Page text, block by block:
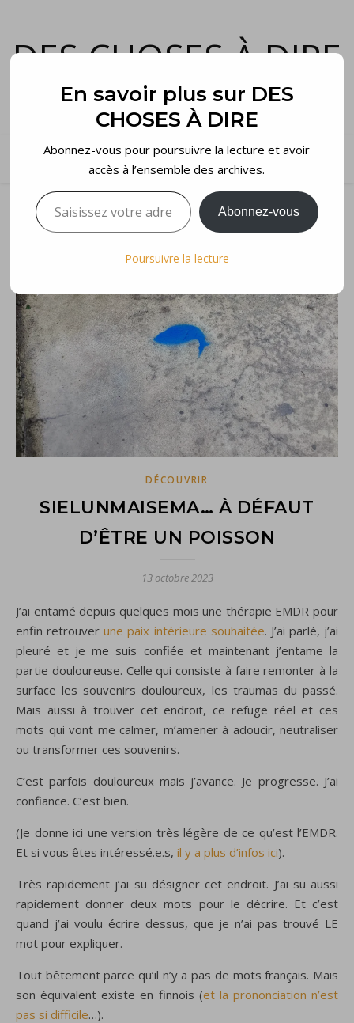
DES CHOSES À DIRE
et voilà…
DÉCOUVRIR
SIELUNMAISEMA… À DÉFAUT
D’ÊTRE UN POISSON
13 octobre 2023
J’ai entamé depuis quelques mois une thérapie EMDR pour
enfin retrouverune paix intérieure souhaitée. J’ai parlé, j’ai
pleuré et je me suis confiée et maintenant j’entame la
partie douloureuse. Celle qui consiste à faire remonter à la
surface les souvenirs douloureux, les traumas du passé.
Mais aussi à trouver cet endroit, ce refuge réel et ces
mots qui vont me calmer, m’amener à adoucir, neutraliser
ou transformer ces souvenirs.
C’est parfois douloureux mais j’avance. Je progresse. J’ai
confiance. C’est bien.
(Je donne ici une version très légère de ce qu’est l’EMDR.
Et si vous êtes intéressé.e.s, il y a plus d’infos ici).
Très rapidement j’ai su désigner cet endroit. J’ai su aussi
rapidement donner deux mots pour le décrire. Et c’est
quand j’ai voulu écrire dessus, que je n’ai pas trouvé LE
mot pour expliquer.
Tout bêtement parce qu’il n’y a pas de mots français. Mais
son équivalent existe en finnois (et la prononciation n’est
pas si difficile…).
En savoir plus sur DES
CHOSES À DIRE
Abonnez-vous pour poursuivre la lecture et avoir
accès à l’ensemble des archives.
Saisissez votre adresse e-mail…
Abonnez-vous
Poursuivre la lecture